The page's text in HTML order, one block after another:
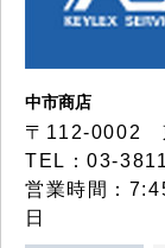
中市商店
〒112-0002
TEL：03-
営業時間：
日